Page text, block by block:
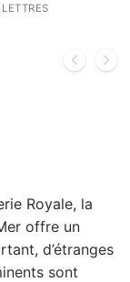
Royale, la
offre un
d’étranges
sont